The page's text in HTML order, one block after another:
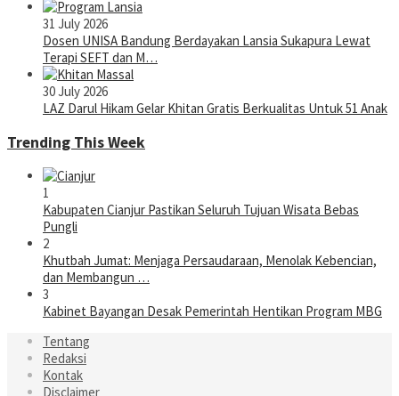
31 July 2026
Dosen UNISA Bandung Berdayakan Lansia Sukapura Lewat
Terapi SEFT dan M…
30 July 2026
LAZ Darul Hikam Gelar Khitan Gratis Berkualitas Untuk 51 Anak
Trending This Week
1
Kabupaten Cianjur Pastikan Seluruh Tujuan Wisata Bebas
Pungli
2
Khutbah Jumat: Menjaga Persaudaraan, Menolak Kebencian,
dan Membangun …
3
Kabinet Bayangan Desak Pemerintah Hentikan Program MBG
Tentang
Redaksi
Kontak
Disclaimer